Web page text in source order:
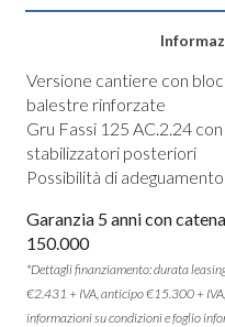
Versione cantiere con
balestre rinforzate
Gru Fassi 125 AC.2.24
stabilizzatori posteriori
Possibilità di
Garanzia 5 anni con
150.000
*Dettagli finanziamento: durata
€2.431 + IVA, anticipo €15.300 +
informazioni su condizioni e foglio